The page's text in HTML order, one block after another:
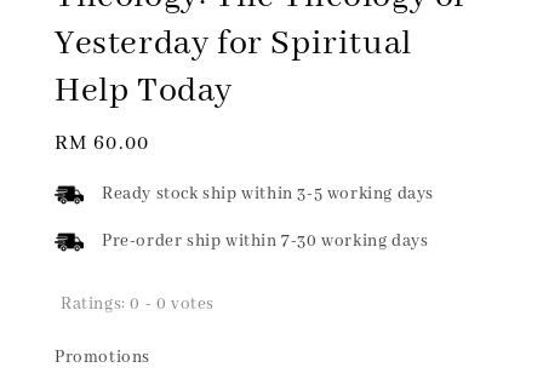
Yesterday for Spiritual
Help Today
Regular
RM 60.00
Ready stock ship within 3-5 working days
Pre-order ship within 7-30 working days
Ratings:0 - 0 votes
Promotions